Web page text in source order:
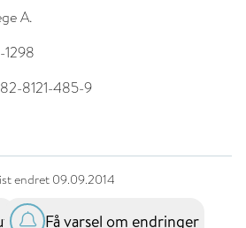
A.
1298
8121-485-9
endret 09.09.2014
Få varsel om endringer